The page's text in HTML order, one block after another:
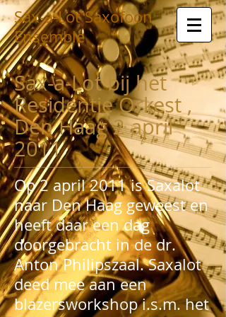
Sax-a-Lot Saxofoon
Ensemble
Sax-a-Lot bij het
Residentie Orkest ,
Den Haag 2 april
2011
Op 2 april 2011 is Saxalot
naar Den Haag geweest en
heeft daar een dag
doorgebracht in de dr.
Anton Philipszaal. Saxalot
deed mee aan een
blazersworkshop i.s.m. het